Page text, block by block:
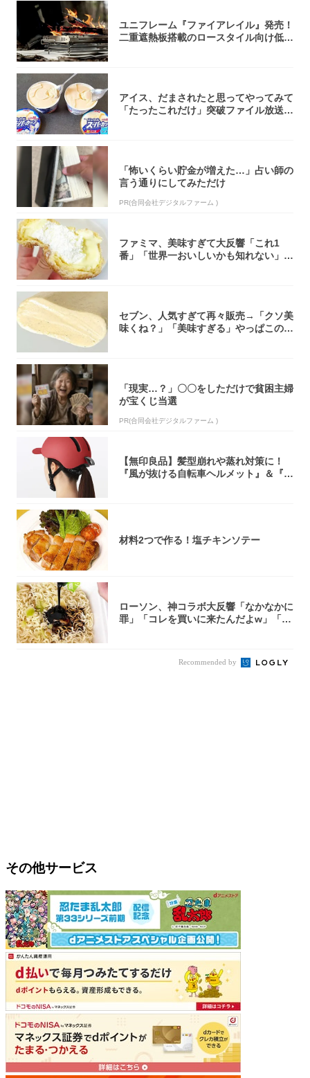
ユニフレーム『ファイアレイル』発売！
二重遮熱板搭載のロースタイル向け低型
アイス、だまされたと思ってやってみて
「たったこれだけ」突破ファイル放送で
「怖いくらい貯金が増えた…」占い師の
言う通りにしてみただけ
PR(合同会社デジタルファーム )
ファミマ、美味すぎて大反響「これ1
番」「世界一おいしいかも知れない」
セブン、人気すぎて再々販売→「クソ美
味くね？」「美味すぎる」やっぱこのク
「現実…？」〇〇をしただけで貧困主婦
が宝くじ当選
PR(合同会社デジタルファーム )
【無印良品】髪型崩れや蒸れ対策に！
『風が抜ける自転車ヘルメット』＆『2
材料2つで作る！塩チキンソテー
ローソン、神コラボ大反響「なかなかに
罪」「コレを買いに来たんだよw」「３
Recommended by
その他サービス